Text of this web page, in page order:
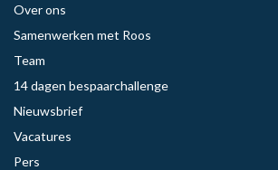
Over ons
Samenwerken met Roos
Team
14 dagen bespaarchallenge
Nieuwsbrief
Vacatures
Pers